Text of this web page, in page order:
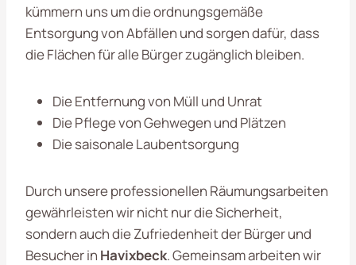
kümmern uns um die ordnungsgemäße
Entsorgung von Abfällen und sorgen dafür, dass
die Flächen für alle Bürger zugänglich bleiben.
Die Entfernung von Müll und Unrat
Die Pflege von Gehwegen und Plätzen
Die saisonale Laubentsorgung
Durch unsere professionellen Räumungsarbeiten
gewährleisten wir nicht nur die Sicherheit,
sondern auch die Zufriedenheit der Bürger und
Besucher in Havixbeck. Gemeinsam arbeiten wir